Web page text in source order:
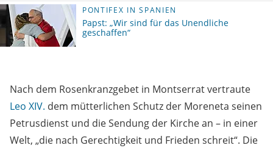
PONTIFEX IN SPANIEN
Papst: „Wir sind für das Unendliche
geschaffen“
Nach dem Rosenkranzgebet in Montserrat vertraute
Leo XIV. dem mütterlichen Schutz der Moreneta seinen
Petrusdienst und die Sendung der Kirche an – in einer
Welt, „die nach Gerechtigkeit und Frieden schreit“. Die